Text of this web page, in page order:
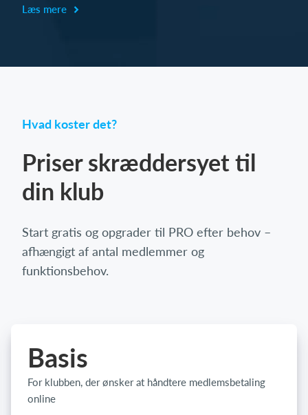
Læs mere
Hvad koster det?
Priser skræddersyet til
din klub
Start gratis og opgrader til PRO efter behov –
afhængigt af antal medlemmer og
funktionsbehov.
Basis
For klubben, der ønsker at håndtere medlemsbetaling
online